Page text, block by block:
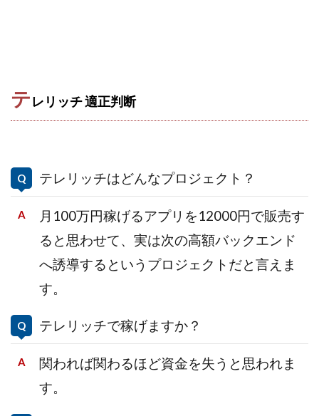
テレリッチ 適正判断
テレリッチはどんなプロジェクト？
月100万円稼げるアプリを12000円で販売す
ると思わせて、実は次の高額バックエンド
へ誘導するという プロジェクトだと言えま
す。
テレリッチで稼げますか？
関われば関わるほど資金を失うと思われま
す。